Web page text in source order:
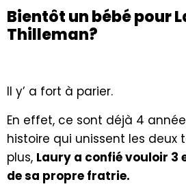
Bientôt un bébé pour
Thilleman?
Il y’ a fort à parier.
En effet, ce sont déjà 4
histoire qui unissent les deux
plus, Laury a confié vouloir 3
de sa propre fratrie.